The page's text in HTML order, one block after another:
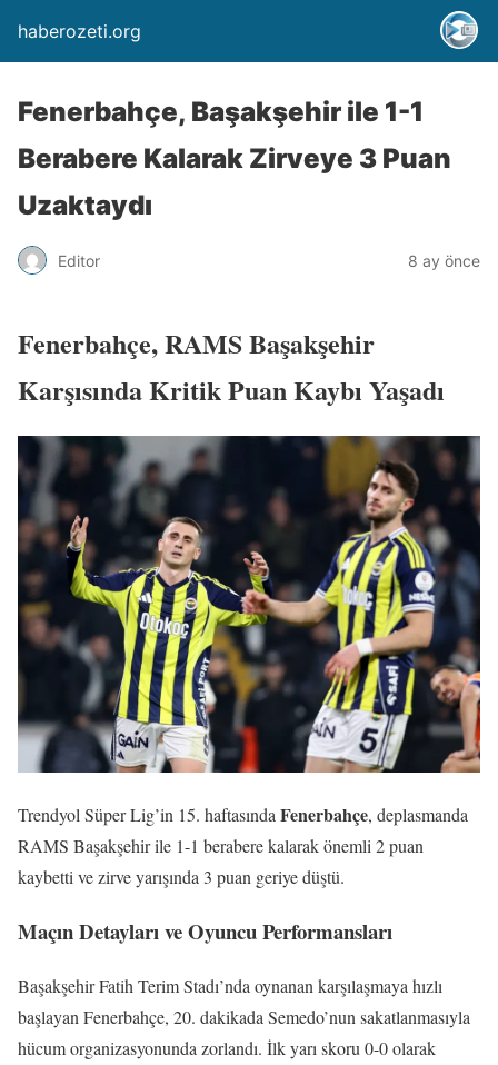
haberozeti.org
Fenerbahçe, Başakşehir ile 1-1
Berabere Kalarak Zirveye 3 Puan
Uzaktaydı
Editor 8 ay önce
Fenerbahçe, RAMS Başakşehir
Karşısında Kritik Puan Kaybı Yaşadı
Trendyol Süper Lig’in 15. haftasında Fenerbahçe, deplasmanda
RAMS Başakşehir ile 1-1 berabere kalarak önemli 2 puan
kaybetti ve zirve yarışında 3 puan geriye düştü.
Maçın Detayları ve Oyuncu Performansları
Başakşehir Fatih Terim Stadı’nda oynanan karşılaşmaya hızlı
başlayan Fenerbahçe, 20. dakikada Semedo’nun sakatlanmasıyla
hücum organizasyonunda zorlandı. İlk yarı skoru 0-0 olarak